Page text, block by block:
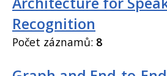
Recognition
Počet záznamů: 8